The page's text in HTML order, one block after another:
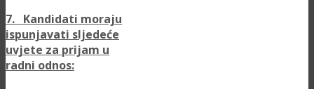
7. Kandidati moraju
ispunjavati sljedeće
uvjete za prijam u
radni odnos: